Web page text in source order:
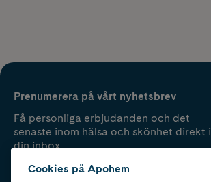
Prenumerera på vårt nyhetsbrev
Få personliga erbjudanden och det
senaste inom hälsa och skönhet direkt i
din inbox.
Cookies på Apohem